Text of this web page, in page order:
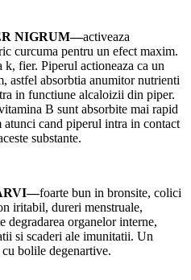
NIGRUM—activeaza
curcuma pentru un efect maxim.
fier. Piperul actioneaza ca un
astfel absorbtia anumitor nutrienti
in functiune alcaloizii din piper.
B sunt absorbite mai rapid
cand piperul intra in contact
substante.
foarte bun in bronsite, colici
iritabil, dureri menstruale,
degradarea organelor interne,
si scaderi ale imunitatii. Un
bolile degenartive.